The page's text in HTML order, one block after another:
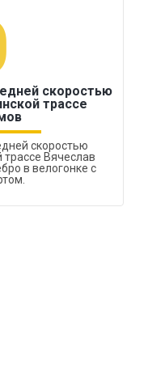
скоростью
трассе
скоростью
Вячеслав
в велогонке с